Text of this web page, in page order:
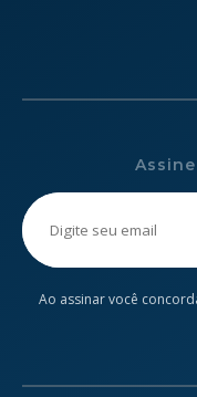
Please
leave
this
field
Ao assinar você